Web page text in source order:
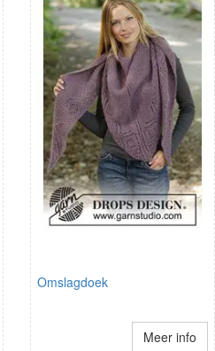
Omslagdoek
Meer info